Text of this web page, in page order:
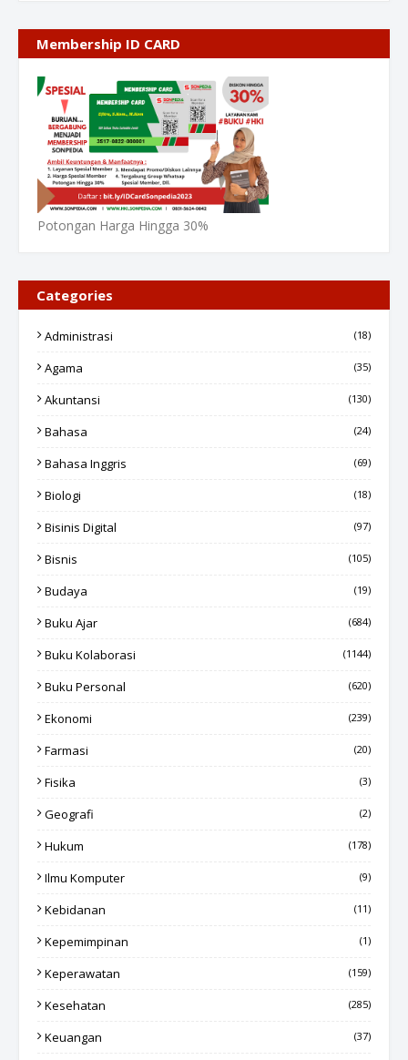
Membership ID CARD
Potongan Harga Hingga 30%
Categories
Administrasi (18)
Agama (35)
Akuntansi (130)
Bahasa (24)
Bahasa Inggris (69)
Biologi (18)
Bisinis Digital (97)
Bisnis (105)
Budaya (19)
Buku Ajar (684)
Buku Kolaborasi (1144)
Buku Personal (620)
Ekonomi (239)
Farmasi (20)
Fisika (3)
Geografi (2)
Hukum (178)
Ilmu Komputer (9)
Kebidanan (11)
Kepemimpinan (1)
Keperawatan (159)
Kesehatan (285)
Keuangan (37)